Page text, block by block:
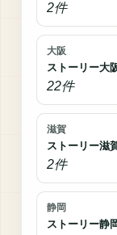
2件
大阪
ストーリー大
22件
滋賀
ストーリー滋
2件
静岡
ストーリー静